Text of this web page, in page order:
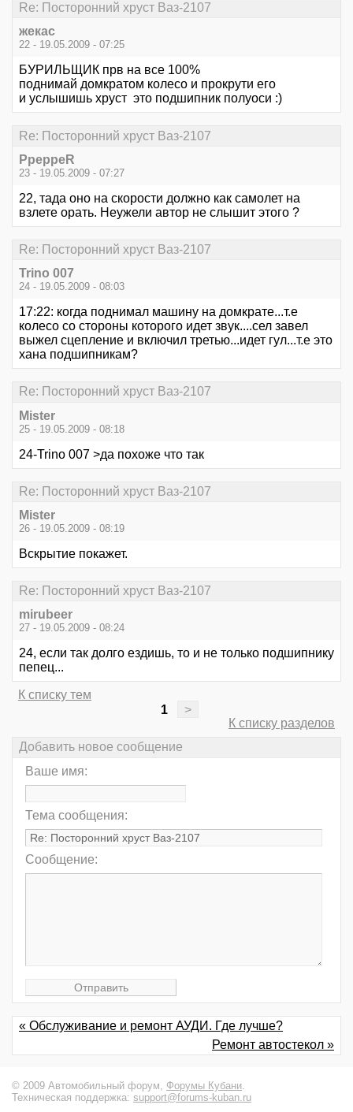
Re: Посторонний хруст Ваз-2107
жекас
22 - 19.05.2009 - 07:25
БУРИЛЬЩИК прв на все 100%
поднимай домкратом колесо и прокрути его
и услышишь хруст это подшипник полуоси :)
Re: Посторонний хруст Ваз-2107
PpeppeR
23 - 19.05.2009 - 07:27
22, тада оно на скорости должно как самолет на
взлете орать. Неужели автор не слышит этого ?
Re: Посторонний хруст Ваз-2107
Trino 007
24 - 19.05.2009 - 08:03
17:22: когда поднимал машину на домкрате...т.е
колесо со стороны которого идет звук....сел завел
выжел сцепление и включил третью...идет гул...т.е это
хана подшипникам?
Re: Посторонний хруст Ваз-2107
Mister
25 - 19.05.2009 - 08:18
24-Trino 007 >да похоже что так
Re: Посторонний хруст Ваз-2107
Mister
26 - 19.05.2009 - 08:19
Вскрытие покажет.
Re: Посторонний хруст Ваз-2107
mirubeer
27 - 19.05.2009 - 08:24
24, если так долго ездишь, то и не только подшипнику
пепец...
К списку тем
1
>
К списку разделов
Добавить новое сообщение
Ваше имя:
Тема сообщения:
Сообщение:
« Обслуживание и ремонт АУДИ. Где лучше?
Ремонт автостекол »
© 2009 Автомобильный форум, Форумы Кубани.
Техническая поддержка: support@forums-kuban.ru